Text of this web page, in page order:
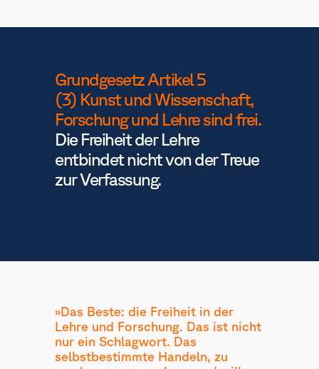
Grundgesetz Artikel 5
(3) Kunst und Wissenschaft,
Forschung und Lehre sind frei.
Die Freiheit der Lehre
entbindet nicht von der Treue
zur Verfassung.
»Das Beste: die Freiheit in der
Lehre und Forschung. Das ist nicht
nur ein Schlagwort. Das
selbstbestimmte Handeln, zu